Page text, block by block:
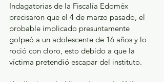
Indagatorias de la Fiscalía Edoméx
precisaron que el 4 de marzo pasado, el
probable implicado presuntamente
golpeó a un adolescente de 16 años y lo
roció con cloro, esto debido a que la
víctima pretendió escapar del instituto.